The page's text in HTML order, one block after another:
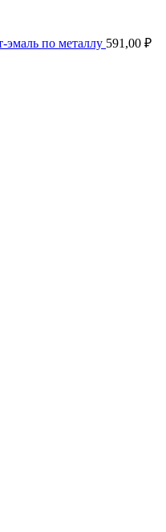
по металлу 591,00 ₽